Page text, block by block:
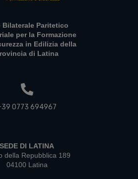
Bilaterale Paritetico
per la Formazione
in Edilizia della
di Latina
0773 694967
SEDE DI LATINA
della Repubblica 189
04100 Latina